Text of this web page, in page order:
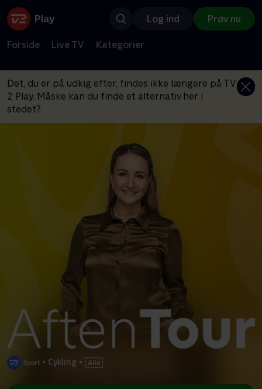
Log ind Prøv nu
Forside Live TV Kategorier
Det, du er på udkig efter, findes ikke længere på TV
2 Play. Måske kan du finde et alternativ her i
stedet?
• Cykling •